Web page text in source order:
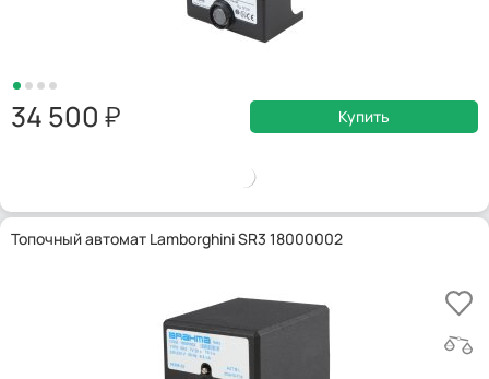
34 500 Купить
Топочный автомат Lamborghini SR3 18000002